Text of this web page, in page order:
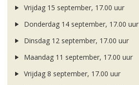
Vrijdag 15 september, 17.00 uur
Donderdag 14 september, 17.00 uur
Dinsdag 12 september, 17.00 uur
Maandag 11 september, 17.00 uur
Vrijdag 8 september, 17.00 uur